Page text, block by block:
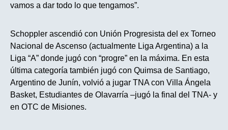
vamos a dar todo lo que tengamos”.
Schoppler ascendió con Unión Progresista del ex Torneo
Nacional de Ascenso (actualmente Liga Argentina) a la
Liga “A” donde jugó con “progre” en la máxima. En esta
última categoría también jugó con Quimsa de Santiago,
Argentino de Junín, volvió a jugar TNA con Villa Ángela
Basket, Estudiantes de Olavarría –jugó la final del TNA- y
en OTC de Misiones.